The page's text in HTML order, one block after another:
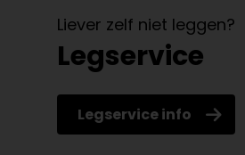
Liever zelf niet leggen?
Legservice
Legservice info